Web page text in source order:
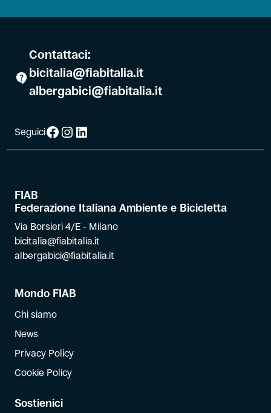
Contattaci:
bicitalia@fiabitalia.it
albergabici@fiabitalia.it
SeguiciFacebook
Instagram
LinkedIn
FIAB
Federazione Italiana Ambiente e Bicicletta
Via Borsieri 4/E - Milano
bicitalia@fiabitalia.it
albergabici@fiabitalia.it
Mondo FIAB
Chi siamo
News
Privacy Policy
Cookie Policy
Sostienici